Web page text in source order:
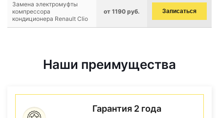
Замена электромуфты
компрессора
кондиционера Renault Clio
от 1190 руб. Записаться
Наши преимущества
Гарантия 2 года